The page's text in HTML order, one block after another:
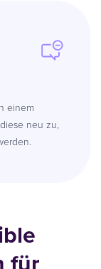
einem
neu zu,